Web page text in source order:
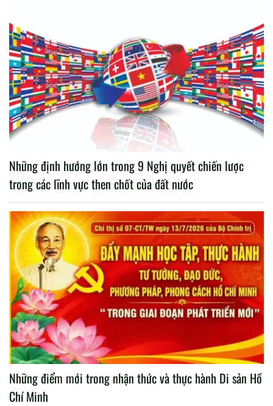
Những định hướng lớn trong 9 Nghị quyết chiến lược
trong các lĩnh vực then chốt của đất nước
Những điểm mới trong nhận thức và thực hành Di sản Hồ
Chí Minh